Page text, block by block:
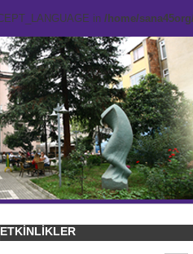
in /home/
ETKİNLİKLER